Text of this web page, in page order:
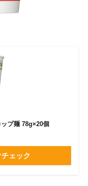
プ麺 78g×20個
ェック